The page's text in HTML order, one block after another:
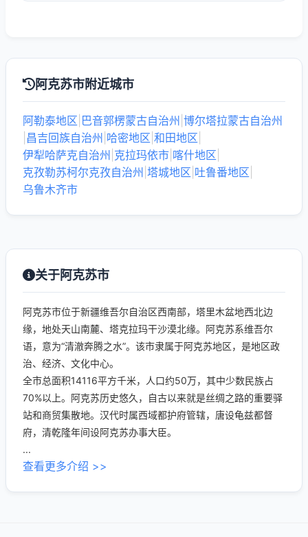
阿克苏市附近城市
阿勒泰地区 巴音郭楞蒙古自治州 博尔塔拉蒙古自治州
昌吉回族自治州 哈密地区 和田地区
伊犁哈萨克自治州 克拉玛依市 喀什地区
克孜勒苏柯尔克孜自治州 塔城地区 吐鲁番地区
乌鲁木齐市
关于阿克苏市
阿克苏市位于新疆维吾尔自治区西南部，塔里木盆地西北边
缘，地处天山南麓、塔克拉玛干沙漠北缘。阿克苏系维吾尔
语，意为“清澈奔腾之水”。该市隶属于阿克苏地区，是地区政
治、经济、文化中心。
全市总面积14116平方千米，人口约50万，其中少数民族占
70%以上。阿克苏历史悠久，自古以来就是丝绸之路的重要驿
站和商贸集散地。汉代时属西域都护府管辖，唐设龟兹都督
府，清乾隆年间设阿克苏办事大臣。
...
查看更多介绍 >>